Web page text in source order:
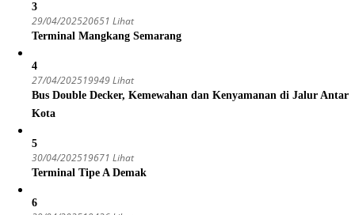
3
29/04/202520651 Lihat
Terminal Mangkang Semarang
4
27/04/202519949 Lihat
Bus Double Decker, Kemewahan dan Kenyamanan di Jalur Antar
Kota
5
30/04/202519671 Lihat
Terminal Tipe A Demak
6